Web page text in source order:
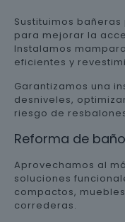
Sustituimos
para mejorar la
Instalamos
eficientes y
Garantizamos una
desniveles,
riesgo de
Reforma de
Aprovechamos al
soluciones
compactos,
correderas.